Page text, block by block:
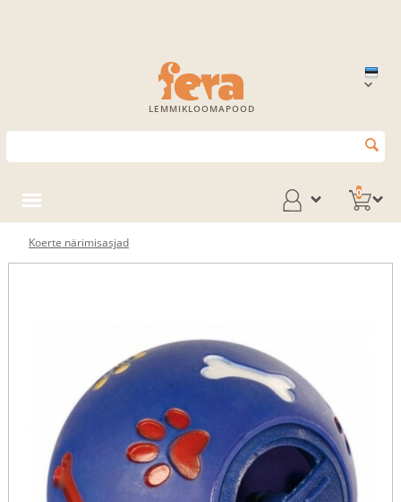
LEMMIKLOOMAPOOD
0
Koerte närimisasjad